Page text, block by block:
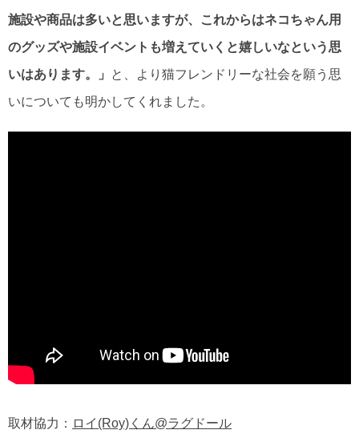
施設や商品は多いと思いますが、これからはネコちゃん用
のグッズや施設イベントも増えていくと嬉しいなという思
いはあります。」
と、より猫フレンドリーな社会を願う思
いについても明かしてくれました。
取材協力： ロイ(Roy)くん@ラグドール